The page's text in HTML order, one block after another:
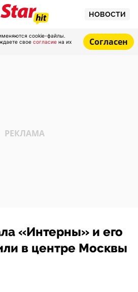
НОВОСТИ
cookie-файлы.
свое согласие на их
Согласен
«Интерны» и его
в центре Москвы